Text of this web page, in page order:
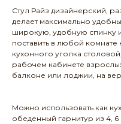
Стул Райз дизайнерский,
делает максимально
широкую, удобную спинку
поставить в любой
кухонного уголка
рабочем кабинете
балконе или лоджии, на
Можно использовать как
обеденный гарнитур из 4, 6